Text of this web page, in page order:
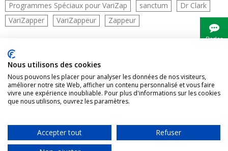
Programmes Spéciaux pour VariZap sanctum
Dr Clark
VariZapper
VariZappeur Zappeur
CONTACTS
Parler
Vivre Naturellement tous droits réservés
Nous utilisons des cookies
Nous pouvons les placer pour analyser les données de nos visiteurs,
améliorer notre site Web, afficher un contenu personnalisé et vous faire
vivre une expérience inoubliable. Pour plus d'informations sur les cookies
que nous utilisons, ouvrez les paramètres.
Accepter tout
Refuser